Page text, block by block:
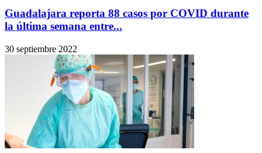
Guadalajara reporta 88 casos por COVID durante
la última semana entre...
30 septiembre 2022